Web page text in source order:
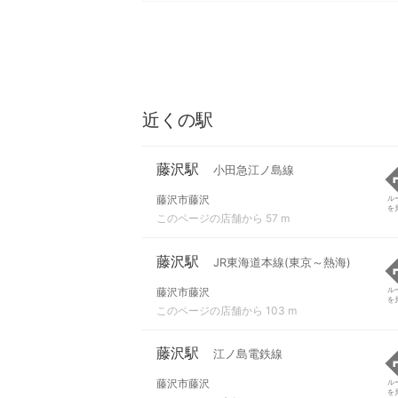
近くの駅
藤沢駅 小田急江ノ島線
藤沢市藤沢
このページの店舗から 57 m
ル
を
藤沢駅 JR東海道本線(東京～熱海)
藤沢市藤沢
このページの店舗から 103 m
ル
を
藤沢駅 江ノ島電鉄線
藤沢市藤沢
ル
を